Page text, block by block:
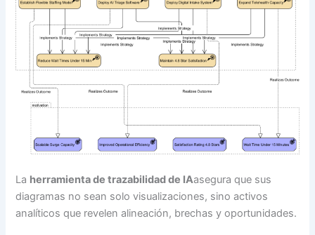
La herramienta de trazabilidad de IAasegura que sus
diagramas no sean solo visualizaciones, sino activos
analíticos que revelen alineación, brechas y oportunidades.